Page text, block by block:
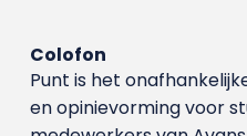
Colofon
Punt is het
en opinievorming voor